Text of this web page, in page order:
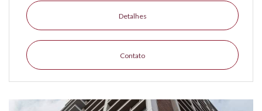
Detalhes
Contato